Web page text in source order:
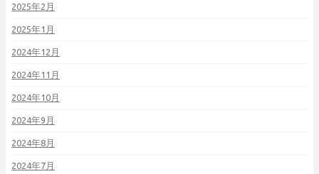
2025年2月
2025年1月
2024年12月
2024年11月
2024年10月
2024年9月
2024年8月
2024年7月